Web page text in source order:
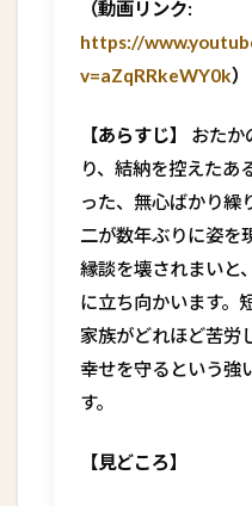
（動画リンク:
https://
v=aZqRRkeWY0k）
【あらすじ】
おたか
り、結納を控えたあ
った、無心ばかり繰
二が数年ぶりに姿を
縁談を壊されまいと
に立ち向かいます。
家族がどれほど苦労
幸せを守るという強
す。
【見どころ】